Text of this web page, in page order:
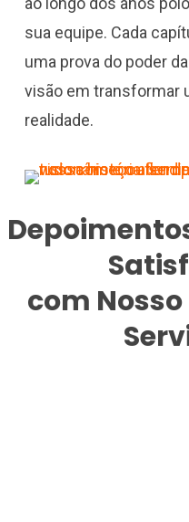
sua equipe. Cada
uma prova do poder
visão em transformar
realidade.
com